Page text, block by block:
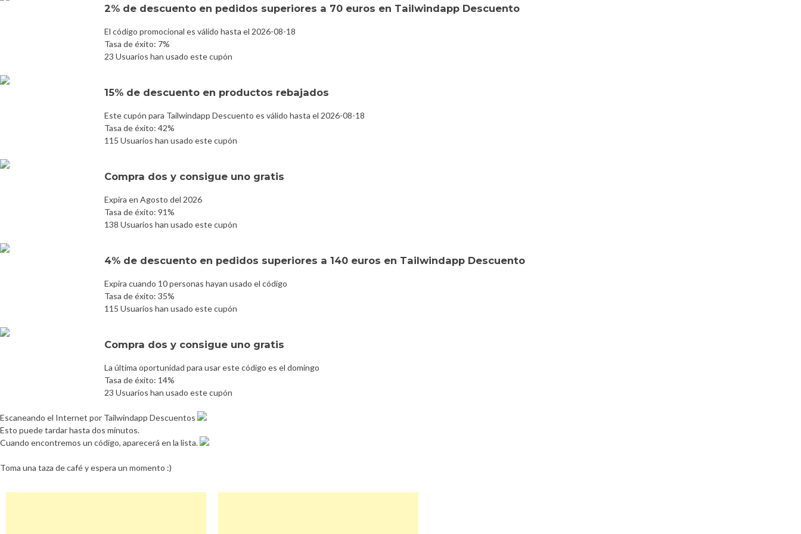
2% de descuento en pedidos superiores a 70 euros en Tailwindapp Descuento
El código promocional es válido hasta el 2026-08-18
Tasa de éxito: 7%
23 Usuarios han usado este cupón
15% de descuento en productos rebajados
Este cupón para Tailwindapp Descuento es válido hasta el 2026-08-18
Tasa de éxito: 42%
115 Usuarios han usado este cupón
Compra dos y consigue uno gratis
Expira en Agosto del 2026
Tasa de éxito: 91%
138 Usuarios han usado este cupón
4% de descuento en pedidos superiores a 140 euros en Tailwindapp Descuento
Expira cuando 10 personas hayan usado el código
Tasa de éxito: 35%
115 Usuarios han usado este cupón
Compra dos y consigue uno gratis
La última oportunidad para usar este código es el domingo
Tasa de éxito: 14%
23 Usuarios han usado este cupón
Escaneando el Internet por Tailwindapp Descuentos
Esto puede tardar hasta dos minutos.
Cuando encontremos un código, aparecerá en la lista.
Toma una taza de café y espera un momento :)